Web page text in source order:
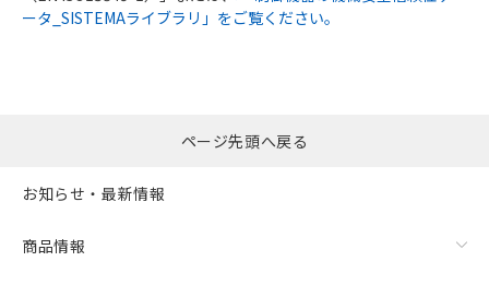
ータ_SISTEMAライブラリ」をご覧ください。
ページ先頭へ戻る
お知らせ・最新情報
商品情報